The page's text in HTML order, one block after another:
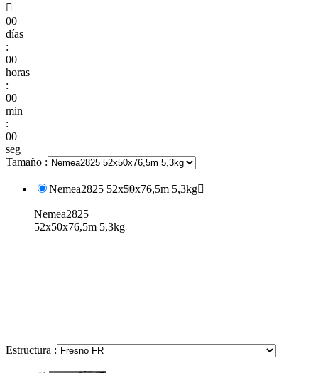

00
días
:
00
horas
:
00
min
:
00
seg
Tamaño :
Nemea2825 52x50x76,5m 5,3kg
Nemea2825
52x50x76,5m 5,3kg
Estructura :